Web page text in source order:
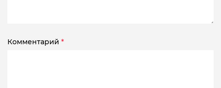
Комментарий *